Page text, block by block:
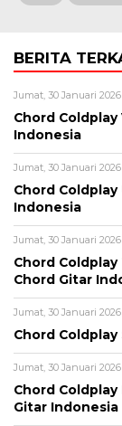
BERITA
Jumat, 30 Januari 2026
Chord
Indonesia
Jumat, 30 Januari 2026
Chord
Indonesia
Jumat, 30 Januari 2026
Chord
Chord Gitar
Jumat, 30 Januari 2026
Chord
Jumat, 30 Januari 2026
Chord Coldplay
Gitar Indonesia